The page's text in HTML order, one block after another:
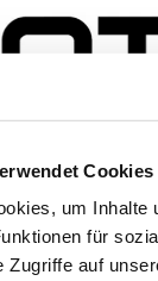
Cookies
um Inhalte
für
Zugriffe auf
Artikelsuche